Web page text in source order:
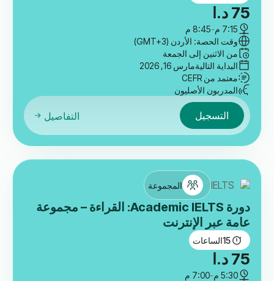
75 د.ا
7:15 م -8:45 م
وقت الحصة: الأردن (GMT+3)
من الاثنين إلى الجمعة
البداية التاليةمارس 16, 2026
معتمد من CEFR
المدربون الأصليون
التسجيل التفاصيل
المجموعة
دورة Academic IELTS: القراءة – مجموعة
عامة عبر الإنترنت
15الساعات
75 د.ا
5:30 م -7:00 م